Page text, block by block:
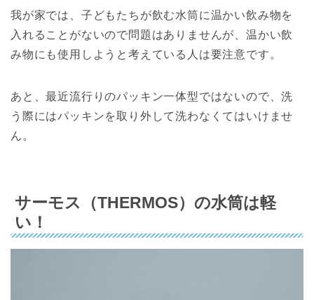
我が家では、子どもたちが飲む水筒に温かい飲み物を
入れることがないので問題はありませんが、温かい飲
み物にも使用しようと考えている人は要注意です。
あと、最近流行りのパッキン一体型ではないので、洗
う際にはパッキンを取り外して洗わなくてはいけませ
ん。
サーモス（THERMOS）の水筒は軽
い！